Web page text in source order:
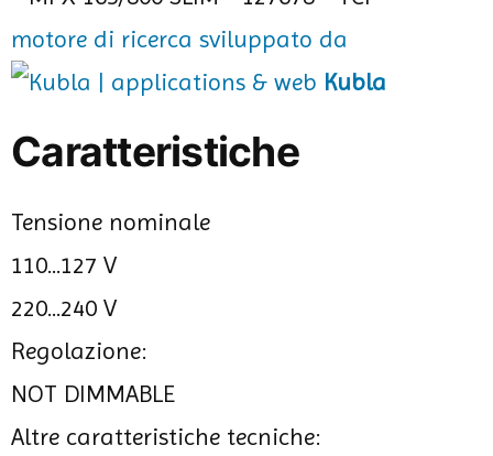
motore di ricerca sviluppato da
Kubla
Caratteristiche
Tensione nominale
110...127 V
220...240 V
Regolazione:
NOT DIMMABLE
Altre caratteristiche tecniche: